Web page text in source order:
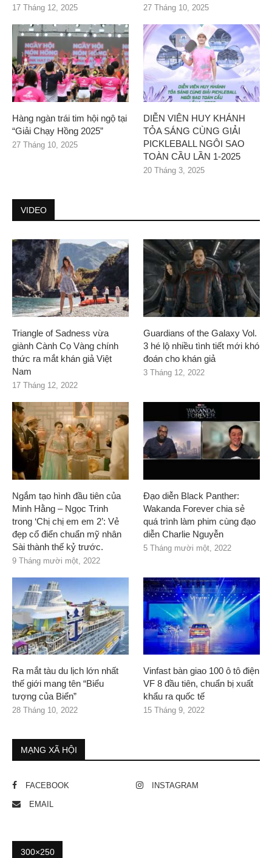
17 Tháng 12, 2025 27 Tháng 10, 2025
Hàng ngàn trái tim hội ngộ tại
“Giải Chạy Hồng 2025”
27 Tháng 10, 2025
DIỄN VIÊN HUY KHÁNH
TỎA SÁNG CÙNG GIẢI
PICKLEBALL NGÔI SAO
TOÀN CẦU LẦN 1-2025
20 Tháng 3, 2025
VIDEO
Triangle of Sadness vừa
giành Cành Cọ Vàng chính
thức ra mắt khán giả Việt
Nam
17 Tháng 12, 2022
Guardians of the Galaxy Vol.
3 hé lộ nhiều tình tiết mới khó
đoán cho khán giả
3 Tháng 12, 2022
Ngắm tạo hình đầu tiên của
Minh Hằng – Ngọc Trinh
trong ‘Chị chị em em 2’: Vẻ
đẹp cổ điển chuẩn mỹ nhân
Sài thành thế kỷ trước.
9 Tháng mười một, 2022
Đạo diễn Black Panther:
Wakanda Forever chia sẻ
quá trình làm phim cùng đạo
diễn Charlie Nguyễn
5 Tháng mười một, 2022
Ra mắt tàu du lịch lớn nhất
thế giới mang tên “Biểu
tượng của Biển”
28 Tháng 10, 2022
Vinfast bàn giao 100 ô tô điện
VF 8 đầu tiên, chuẩn bị xuất
khẩu ra quốc tế
15 Tháng 9, 2022
MẠNG XÃ HỘI
FACEBOOK INSTAGRAM
EMAIL
300×250